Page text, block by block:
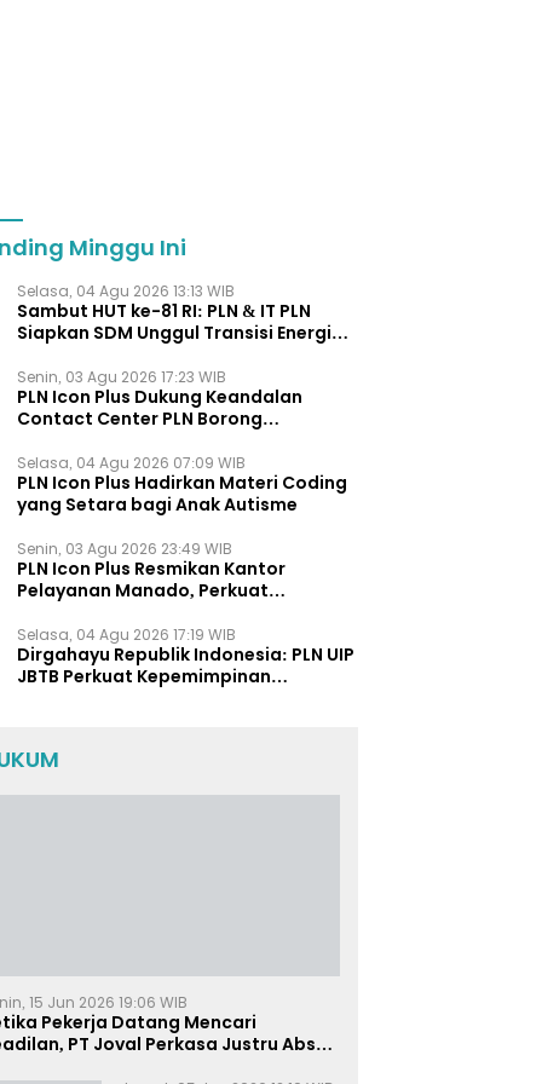
Minggu Ini
Selasa, 04 Agu 2026 13:13 WIB
Sambut HUT ke-81 RI: PLN & IT PLN
Siapkan SDM Unggul Transisi Energi
bagi Siswa SMA
Senin, 03 Agu 2026 17:23 WIB
PLN Icon Plus Dukung Keandalan
Contact Center PLN Borong
Selasa, 04 Agu 2026 07:09 WIB
PLN Icon Plus Hadirkan Materi Coding
yang Setara bagi Anak Autisme
Senin, 03 Agu 2026 23:49 WIB
PLN Icon Plus Resmikan Kantor
Pelayanan Manado, Perkuat
Selasa, 04 Agu 2026 17:19 WIB
Dirgahayu Republik Indonesia: PLN UIP
JBTB Perkuat Kepemimpinan
15 Jun 2026 19:06 WIB
Pekerja Datang Mencari
PT Joval Perkasa Justru Absen